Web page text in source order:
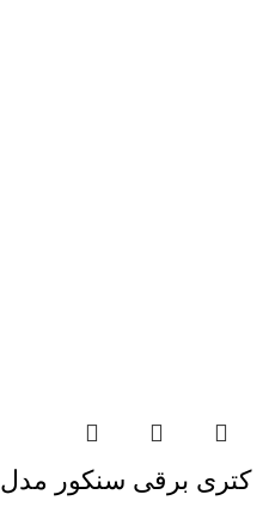
کتری برقی سنکور مدل SWK 1775RS